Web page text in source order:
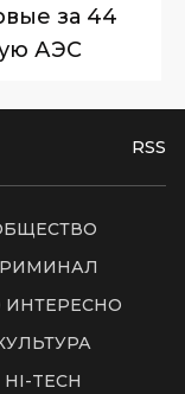
за 44
АЭС
RSS
ИНТЕРЕСНО
HI-TECH